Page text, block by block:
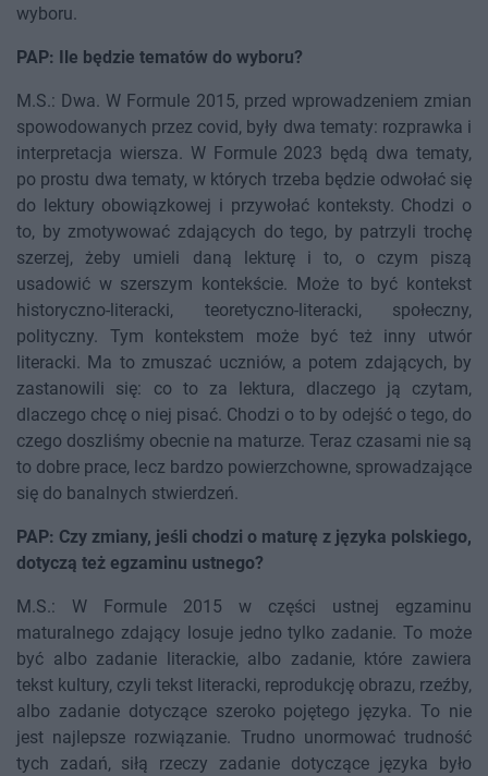
wyboru.
PAP: Ile będzie tematów do wyboru?
M.S.: Dwa. W Formule 2015, przed wprowadzeniem zmian
spowodowanych przez covid, były dwa tematy: rozprawka i
interpretacja wiersza. W Formule 2023 będą dwa tematy,
po prostu dwa tematy, w których trzeba będzie odwołać się
do lektury obowiązkowej i przywołać konteksty. Chodzi o
to, by zmotywować zdających do tego, by patrzyli trochę
szerzej, żeby umieli daną lekturę i to, o czym piszą
usadowić w szerszym kontekście. Może to być kontekst
historyczno-literacki, teoretyczno-literacki, społeczny,
polityczny. Tym kontekstem może być też inny utwór
literacki. Ma to zmuszać uczniów, a potem zdających, by
zastanowili się: co to za lektura, dlaczego ją czytam,
dlaczego chcę o niej pisać. Chodzi o to by odejść o tego, do
czego doszliśmy obecnie na maturze. Teraz czasami nie są
to dobre prace, lecz bardzo powierzchowne, sprowadzające
się do banalnych stwierdzeń.
PAP: Czy zmiany, jeśli chodzi o maturę z języka polskiego,
dotyczą też egzaminu ustnego?
M.S.: W Formule 2015 w części ustnej egzaminu
maturalnego zdający losuje jedno tylko zadanie. To może
być albo zadanie literackie, albo zadanie, które zawiera
tekst kultury, czyli tekst literacki, reprodukcję obrazu, rzeźby,
albo zadanie dotyczące szeroko pojętego języka. To nie
jest najlepsze rozwiązanie. Trudno unormować trudność
tych zadań, siłą rzeczy zadanie dotyczące języka było